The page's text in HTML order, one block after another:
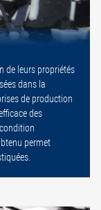
de leurs propriétés
dans la
de production
des
permet